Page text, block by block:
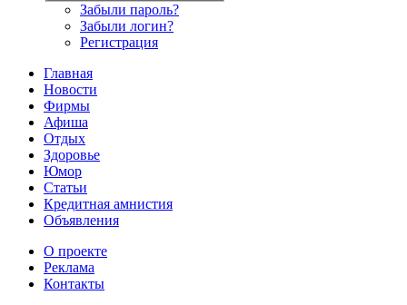
Забыли пароль?
Забыли логин?
Регистрация
Главная
Новости
Фирмы
Афиша
Отдых
Здоровье
Юмор
Статьи
Кредитная амнистия
Объявления
О проекте
Реклама
Контакты